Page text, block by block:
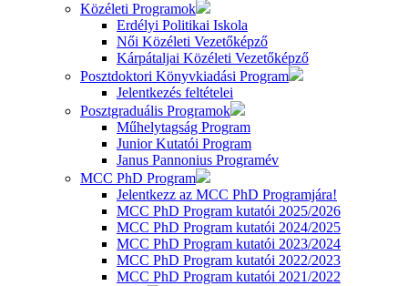
Közéleti Programok
Erdélyi Politikai Iskola
Női Közéleti Vezetőképző
Kárpátaljai Közéleti Vezetőképző
Posztdoktori Könyvkiadási Program
Jelentkezés feltételei
Posztgraduális Programok
Műhelytagság Program
Junior Kutatói Program
Janus Pannonius Programév
MCC PhD Program
Jelentkezz az MCC PhD Programjára!
MCC PhD Program kutatói 2025/2026
MCC PhD Program kutatói 2024/2025
MCC PhD Program kutatói 2023/2024
MCC PhD Program kutatói 2022/2023
MCC PhD Program kutatói 2021/2022